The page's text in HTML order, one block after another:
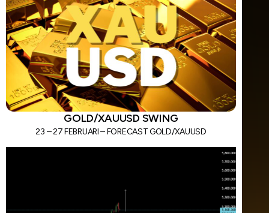
GOLD/XAUUSD SWING
23 – 27 FEBRUARI – FORECAST GOLD/XAUUSD